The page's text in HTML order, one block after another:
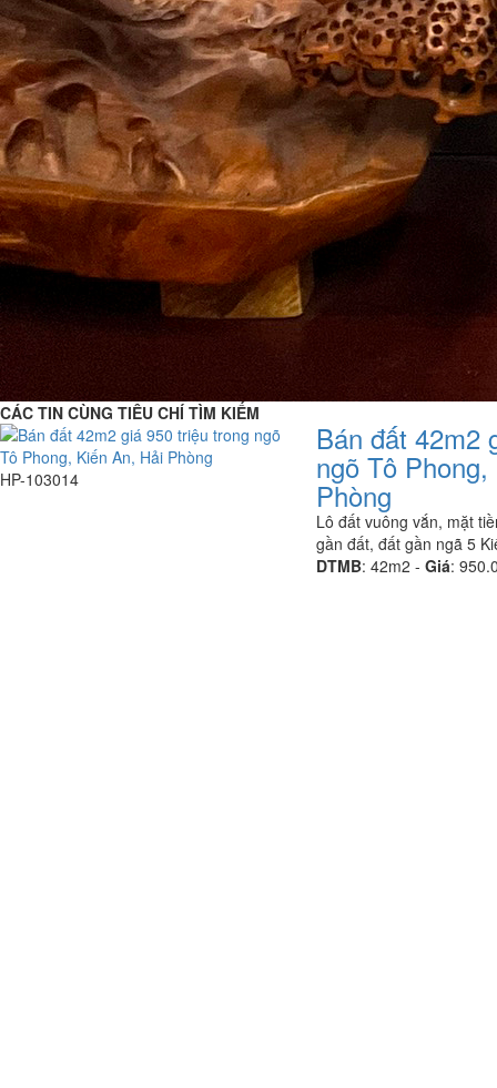
CÁC TIN CÙNG TIÊU CHÍ TÌM KIẾM
HP-103014
Bán đất 42m2
ngõ Tô
Phòng
Lô đất vuông vắn, mặt
gần đất, đất gần ngã 5
DTMB: 42m2 - Giá: